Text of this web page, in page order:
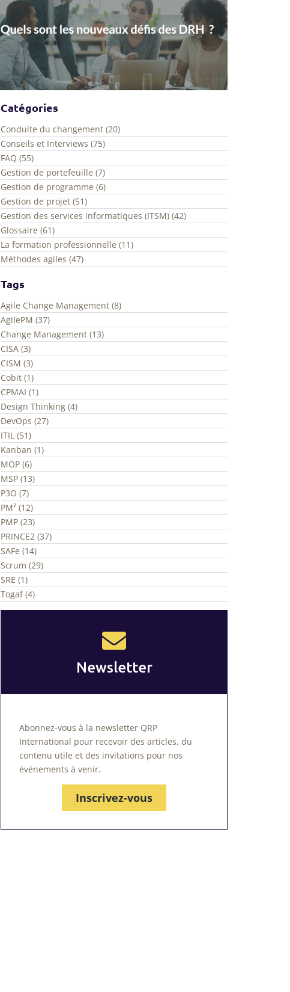
Catégories
Conduite du changement (20)
Conseils et Interviews (75)
FAQ (55)
Gestion de portefeuille (7)
Gestion de programme (6)
Gestion de projet (51)
Gestion des services informatiques (ITSM) (42)
Glossaire (61)
La formation professionnelle (11)
Méthodes agiles (47)
Tags
Agile Change Management (8)
AgilePM (37)
Change Management (13)
CISA (3)
CISM (3)
Cobit (1)
CPMAI (1)
Design Thinking (4)
DevOps (27)
ITIL (51)
Kanban (1)
MOP (6)
MSP (13)
P3O (7)
PM² (12)
PMP (23)
PRINCE2 (37)
SAFe (14)
Scrum (29)
SRE (1)
Togaf (4)
Newsletter
Abonnez-vous à la newsletter QRP
International pour recevoir des articles, du
contenu utile et des invitations pour nos
événements à venir.
Inscrivez-vous